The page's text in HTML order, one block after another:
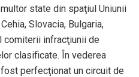
state din spaţiul Uniunii
Slovacia, Bulgaria,
comiterii infracţiunii de
clasificate. În vederea
perfecţionat un circuit de